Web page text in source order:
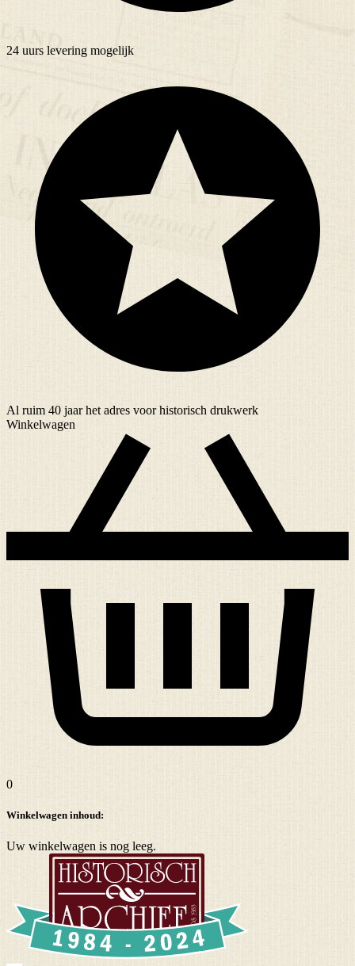
24 uurs levering mogelijk
Al ruim 40 jaarhet adres voor historisch drukwerk
Winkelwagen
0
Winkelwagen inhoud:
Uw winkelwagen is nog leeg.